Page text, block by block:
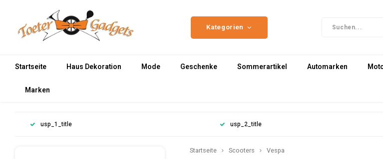
Kategorien
Startseite Haus Dekoration Mode Geschenke Sommerartikel Automarken
Marken
usp_1_title usp_2_title
Startseite Scooters Vespa